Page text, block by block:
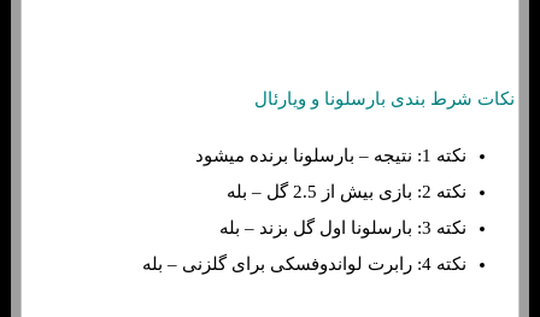
نکات شرط بندی بارسلونا و ویارئال
نکته 1: نتیجه – بارسلونا برنده میشود
نکته 2: بازی بیش از 2.5 گل – بله
نکته 3: بارسلونا اول گل بزند – بله
نکته 4: رابرت لواندوفسکی برای گلزنی – بله